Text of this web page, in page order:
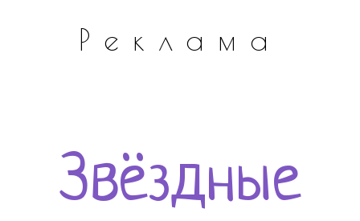
Реклама
Звёздные